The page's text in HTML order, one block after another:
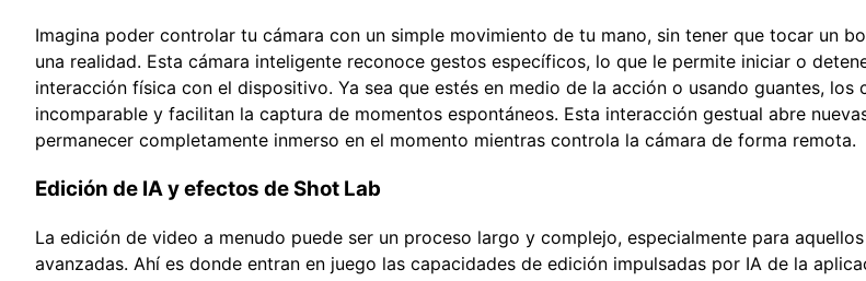
Imagina poder controlar tu cámara con un simple movimiento de tu mano, sin tener que tocar un
una realidad. Esta cámara inteligente reconoce gestos específicos, lo que le permite iniciar o
interacción física con el dispositivo. Ya sea que estés en medio de la acción o usando guantes,
incomparable y facilitan la captura de momentos espontáneos. Esta interacción gestual abre
permanecer completamente inmerso en el momento mientras controla la cámara de forma remota.
Edición de IA y efectos de Shot Lab
La edición de video a menudo puede ser un proceso largo y complejo, especialmente para
avanzadas. Ahí es donde entran en juego las capacidades de edición impulsadas por IA de la